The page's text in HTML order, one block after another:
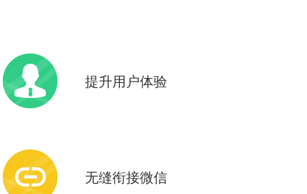
提升用户体验
操作效果媲美APP
无缝衔接微信